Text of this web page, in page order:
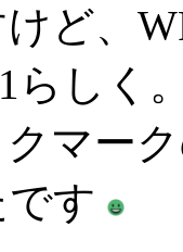
ど、
らしく
マー
す